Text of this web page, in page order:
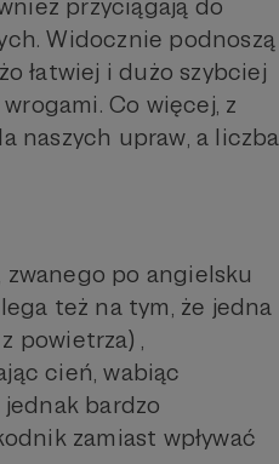
Widocznie podnoszą
łatwiej i dużo szybciej
Co więcej, z
naszych upraw, a liczba
po angielsku
też na tym, że jedna
powietrza) ,
cień, wabiąc
bardzo
zamiast wpływać